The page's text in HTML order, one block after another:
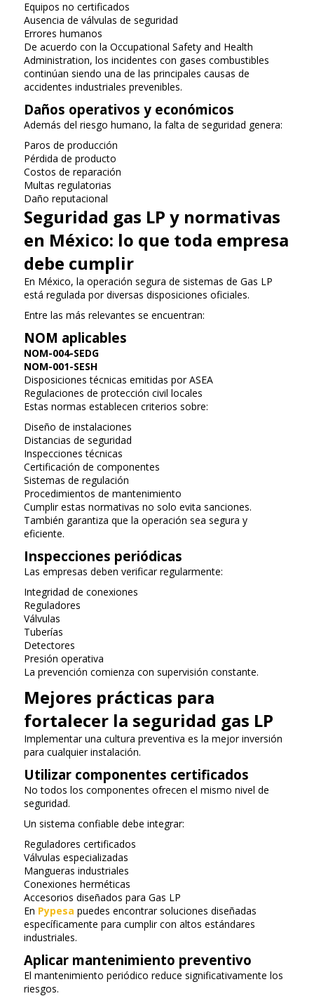
Equipos no certificados
Ausencia de válvulas de seguridad
Errores humanos
De acuerdo con la Occupational Safety and Health
Administration, los incidentes con gases combustibles
continúan siendo una de las principales causas de
accidentes industriales prevenibles.
Daños operativos y económicos
Además del riesgo humano, la falta de seguridad genera:
Paros de producción
Pérdida de producto
Costos de reparación
Multas regulatorias
Daño reputacional
Seguridad gas LP y normativas
en México: lo que toda empresa
debe cumplir
En México, la operación segura de sistemas de Gas LP
está regulada por diversas disposiciones oficiales.
Entre las más relevantes se encuentran:
NOM aplicables
NOM-004-SEDG
NOM-001-SESH
Disposiciones técnicas emitidas por ASEA
Regulaciones de protección civil locales
Estas normas establecen criterios sobre:
Diseño de instalaciones
Distancias de seguridad
Inspecciones técnicas
Certificación de componentes
Sistemas de regulación
Procedimientos de mantenimiento
Cumplir estas normativas no solo evita sanciones.
También garantiza que la operación sea segura y
eficiente.
Inspecciones periódicas
Las empresas deben verificar regularmente:
Integridad de conexiones
Reguladores
Válvulas
Tuberías
Detectores
Presión operativa
La prevención comienza con supervisión constante.
Mejores prácticas para
fortalecer la seguridad gas LP
Implementar una cultura preventiva es la mejor inversión
para cualquier instalación.
Utilizar componentes certificados
No todos los componentes ofrecen el mismo nivel de
seguridad.
Un sistema confiable debe integrar:
Reguladores certificados
Válvulas especializadas
Mangueras industriales
Conexiones herméticas
Accesorios diseñados para Gas LP
En Pypesa puedes encontrar soluciones diseñadas
específicamente para cumplir con altos estándares
industriales.
Aplicar mantenimiento preventivo
El mantenimiento periódico reduce significativamente los
riesgos.